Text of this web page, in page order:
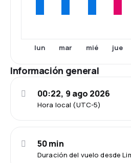
lun mar mié jue
Información general
Hora local (UTC-5)
00:22, 9 ago 2026
Duración del vuelo desde
50 min